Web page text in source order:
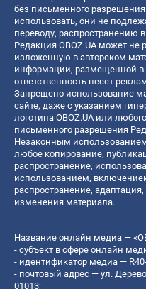
без письменного
использовать, они не
переводу, распространению
Редакция OBOZ.UA может не
изложенную в авторском
информации, размещенной в
ответственность несет
Запрещено использование
сайте, даже с указанием
логотипа OBOZ.UA или
письменного разрешения
Незаконным
любое копирование,
распространение,
использованием,
распространение,
изменения материала.
Название онлайн медиа —
- субъект в сфере онлайн
- идентификатор медиа —
- почтовый адрес — ул.
01013;